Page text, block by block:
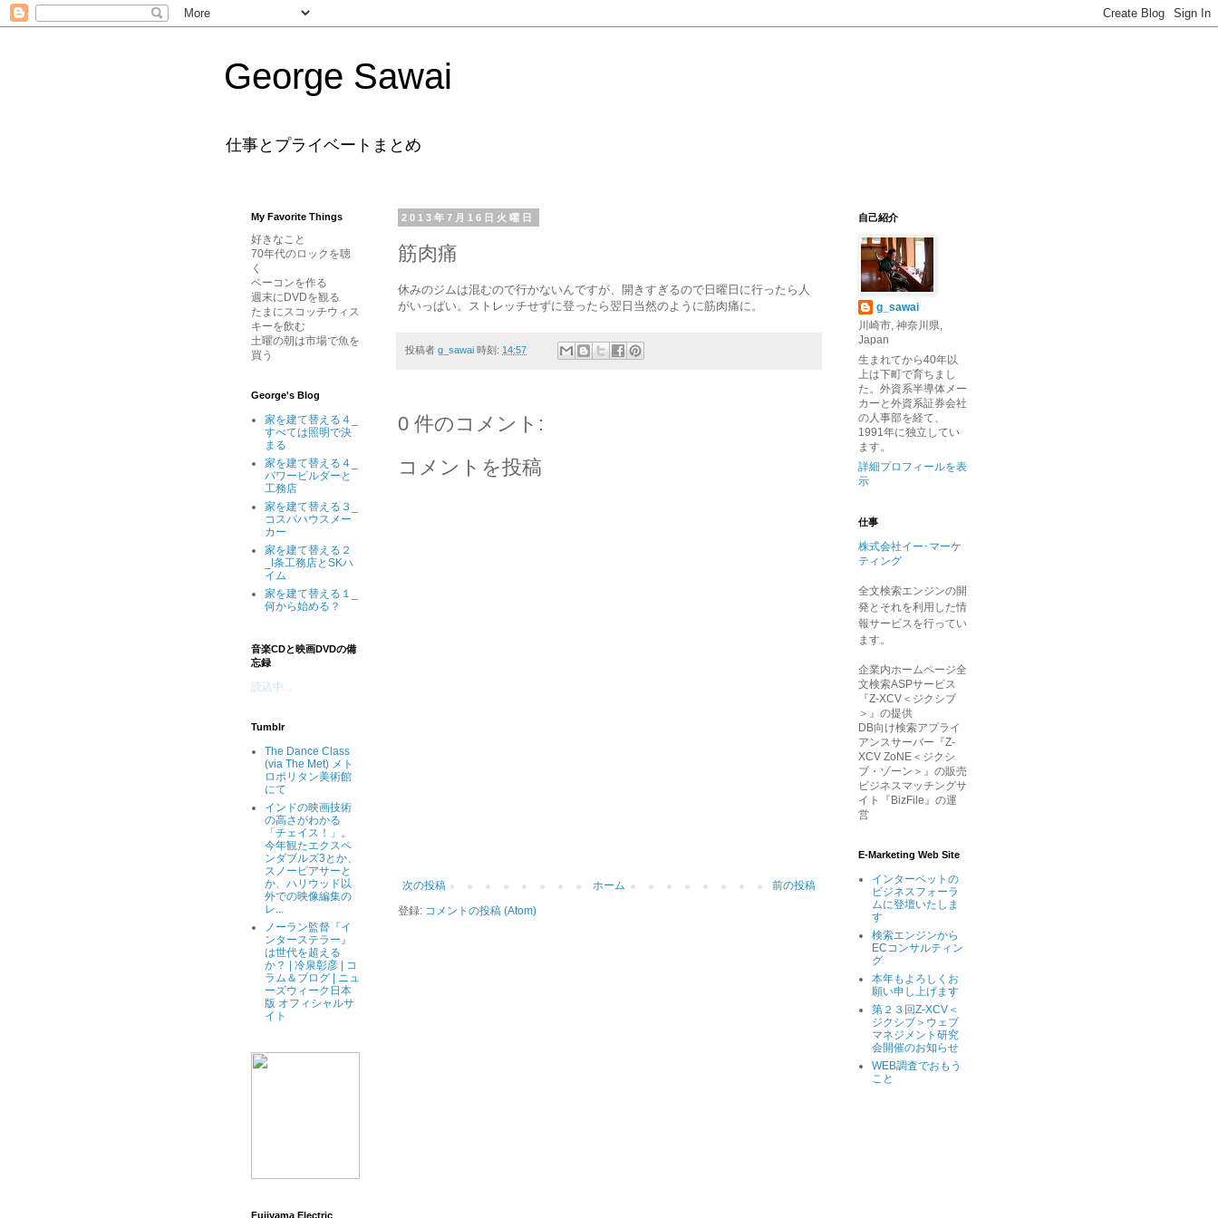
George Sawai
仕事とプライベートまとめ
2013年7月16日火曜日
筋肉痛
休みのジムは混むので行かないんですが、開きすぎるので日曜日に行ったら人
がいっぱい。ストレッチせずに登ったら翌日当然のように筋肉痛に。
投稿者 g_sawai 時刻: 14:57
0 件のコメント:
コメントを投稿
次の投稿 前の投稿
ホーム
登録: コメントの投稿 (Atom)
My Favorite Things
好きなこと
70年代のロックを聴
く
ベーコンを作る
週末にDVDを観る
たまにスコッチウィス
キーを飲む
土曜の朝は市場で魚を
買う
George's Blog
家を建て替える４_
すべては照明で決
まる
家を建て替える４_
パワービルダーと
工務店
家を建て替える３_
コスパハウスメー
カー
家を建て替える２
_I条工務店とSKハ
イム
家を建て替える１_
何から始める？
音楽CDと映画DVDの備
忘録
読込中...
Tumblr
The Dance Class
(via The Met) メト
ロポリタン美術館
にて
インドの映画技術
の高さがわかる
「チェイス！」。
今年観たエクスペ
ンダブルズ3とか、
スノーピアサーと
か、ハリウッド以
外での映像編集の
レ...
ノーラン監督『イ
ンターステラー』
は世代を超える
か？ | 冷泉彰彦 | コ
ラム＆ブログ | ニュ
ーズウィーク日本
版 オフィシャルサ
イト
Fujiyama Electric
自己紹介
g_sawai
川崎市, 神奈川県,
Japan
生まれてから40年以
上は下町で育ちまし
た。外資系半導体メー
カーと外資系証券会社
の人事部を経て、
1991年に独立してい
ます。
詳細プロフィールを表
示
仕事
株式会社イー･マーケ
ティング
全文検索エンジンの開
発とそれを利用した情
報サービスを行ってい
ます。
企業内ホームページ全
文検索ASPサービス
『Z-XCV＜ジクシブ
＞』の提供
DB向け検索アプライ
アンスサーバー『Z-
XCV ZoNE＜ジクシ
ブ・ゾーン＞』の販売
ビジネスマッチングサ
イト『BizFile』の運
営
E-Marketing Web Site
インターペットの
ビジネスフォーラ
ムに登壇いたしま
す
検索エンジンから
ECコンサルティン
グ
本年もよろしくお
願い申し上げます
第２３回Z-XCV＜
ジクシブ＞ウェブ
マネジメント研究
会開催のお知らせ
WEB調査でおもう
こと